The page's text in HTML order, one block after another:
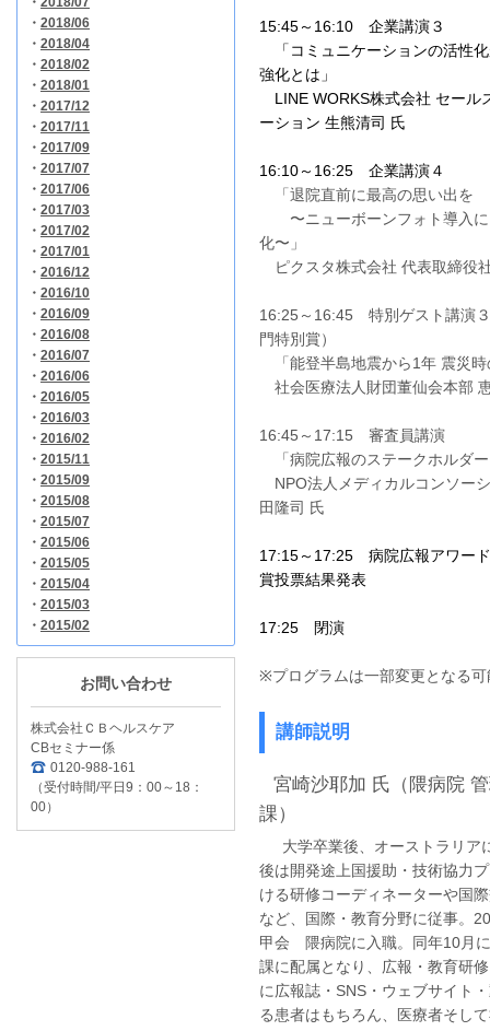
・ 2018/06
・ 2018/04
・ 2018/02
・ 2018/01
・ 2017/12
・ 2017/11
・ 2017/09
・ 2017/07
・ 2017/06
・ 2017/03
・ 2017/02
・ 2017/01
・ 2016/12
・ 2016/10
・ 2016/09
・ 2016/08
・ 2016/07
・ 2016/06
・ 2016/05
・ 2016/03
・ 2016/02
・ 2015/11
・ 2015/09
・ 2015/08
・ 2015/07
・ 2015/06
・ 2015/05
・ 2015/04
・ 2015/03
・ 2015/02
お問い合わせ
株式会社ＣＢヘルスケア
CBセミナー係
0120-988-161
（受付時間/平日9：00～18：
00）
15:45～16:10 企業講演３
「 コミュニケーションの活性
強化とは 」
LINE WORKS株式会社 セール
ーション 生熊清司 氏
16:10～16:25 企業講演４
「 退院直前に最高の思い出を
〜ニューボーンフォト導入
化〜 」
ピクスタ株式会社 代表取締役
16:25～16:45 特別ゲスト講演
門特別賞）
「能登半島地震から1年 震災時
社会医療法人財団董仙会本部
16:45～17:15 審査員講演
「病院広報のステークホルダ
NPO法人メディカルコンソー
田隆司 氏
17:15～ 17:25 病院広報アワー
賞投票結果発表
17:25 閉演
※プログラムは一部変更となる
講師説明
宮崎沙耶加 氏（隈病院 管
課）
大学卒業後、オーストラリアに
後は開発途上国援助・技術協力
ける研修コーディネーターや国
など、国際・教育分野に従事。
甲会 隈病院に入職。同年10月
課に配属となり、広報・教育研
に広報誌・SNS・ウェブサイト
る患者はもちろん、医療者そし